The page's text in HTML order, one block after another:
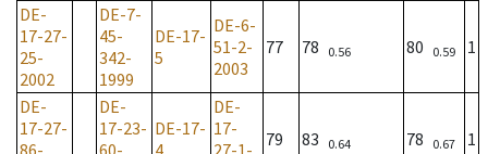
DE-
17-27-
25-
2002
DE-7-
45-
342-
1999
DE-17-
5
DE-6-
51-2-
2003
77 78 0.56 80 0.59 1
DE-
17-27-
DE-
17-23- DE-17-
DE-
17-
79 83 0.64 78 0.67 1